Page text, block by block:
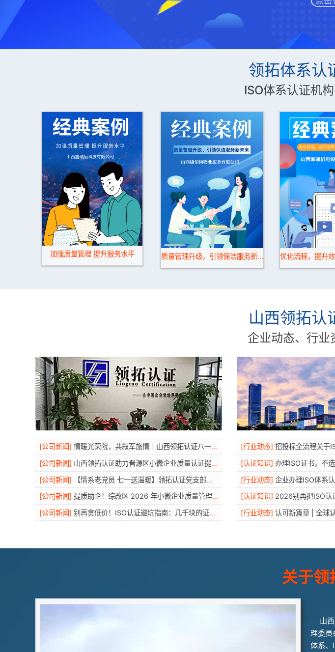
领拓体系认
ISO体系认证机
加强质量管理 提升服务水平 质量管理升级，引领保洁服务新... 优化流程，提升
山西领拓认
企业动态、行业
[公司新闻] 情暖光荣院，共叙军旅情｜山西领拓认证八一慰问老战士
[公司新闻] 山西领拓认证助力晋源区小微企业质量认证提升专项培训圆满开展
[公司新闻]
【情系老党员 七一送温暖】领拓认证党支部走访慰问老党员活动
[公司新闻] 提质助企！综改区 2026 年小微企业质量管理体系认证提升行动圆满举办
[公司新闻] 别再贪低价！ISO认证避坑指南：几千块的证书，可能让你投标直接废标
[行业动态] 招投标全流程关于
[认证知识] 办理ISO证书，不选这
[行业动态] 企业办理ISO体系认
[认证知识] 2026别再把ISO认
[行业动态] 认可新篇章 | 全球认
关于领
山
理委员
体系、